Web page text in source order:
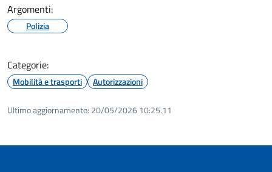
Argomenti:
Polizia
Categorie:
Mobilità e trasporti Autorizzazioni
Ultimo aggiornamento: 20/05/2026 10:25.11